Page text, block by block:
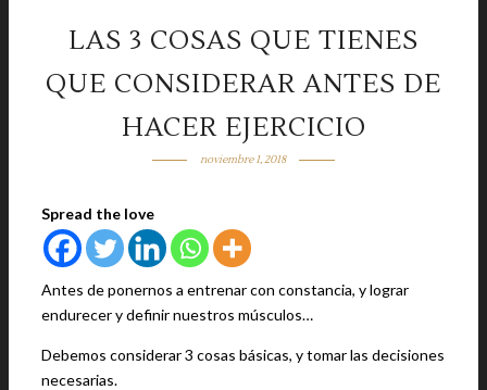
LAS 3 COSAS QUE TIENES
QUE CONSIDERAR ANTES DE
HACER EJERCICIO
noviembre 1, 2018
Spread the love
Antes de ponernos a entrenar con constancia, y lograr
endurecer y definir nuestros músculos…
Debemos considerar 3 cosas básicas, y tomar las decisiones
necesarias.